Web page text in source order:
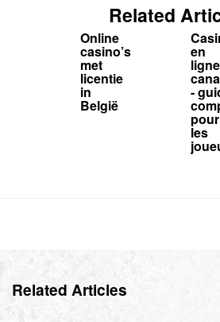
Related
Online
casino’s
met
licentie
in
België
en
ligne
-
pour
les
Related Articles